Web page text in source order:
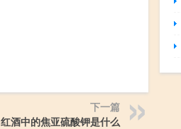
下一篇
红酒中的焦亚硫酸钾是什么